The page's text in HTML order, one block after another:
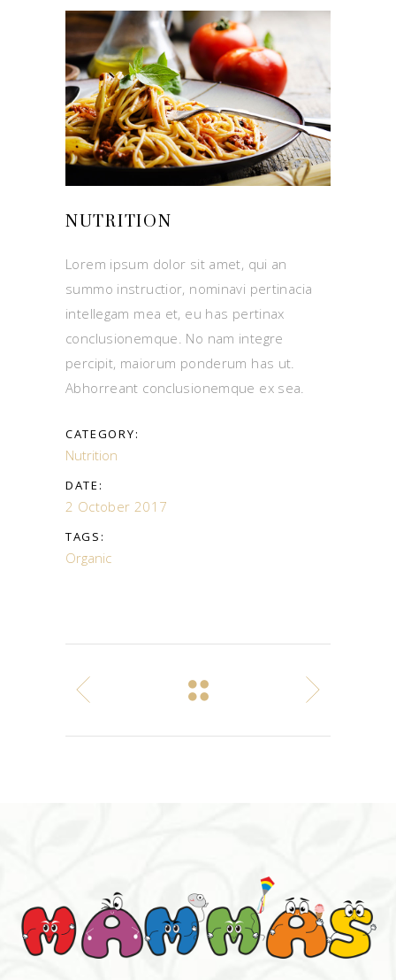
NUTRITION
Lorem ipsum dolor sit amet, qui an
summo instructior, nominavi pertinacia
intellegam mea et, eu has pertinax
conclusionemque. No nam integre
percipit, maiorum ponderum has ut.
Abhorreant conclusionemque ex sea.
CATEGORY:
Nutrition
DATE:
2 October 2017
TAGS:
Organic